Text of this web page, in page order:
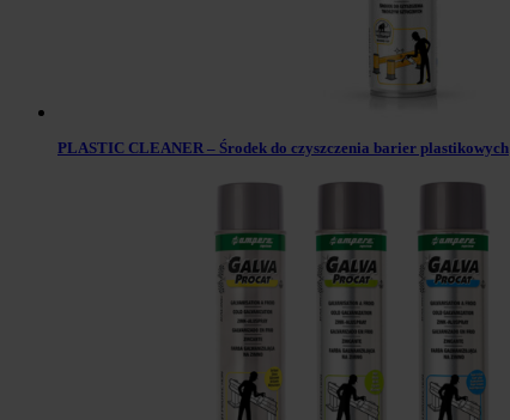
PLASTIC CLEANER – Środek do czyszczenia barier plastikowych